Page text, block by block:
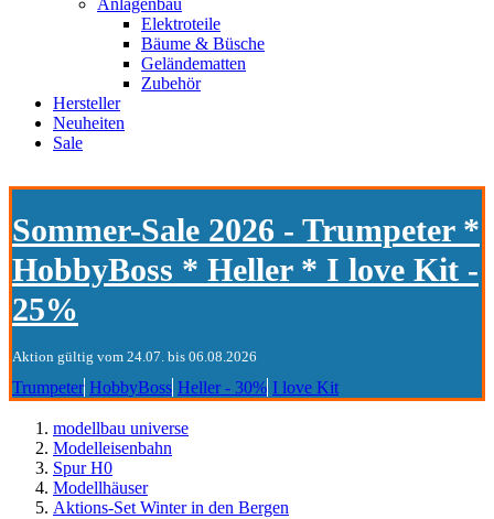
Anlagenbau
Elektroteile
Bäume & Büsche
Geländematten
Zubehör
Hersteller
Neuheiten
Sale
Sommer-Sale 2026 - Trumpeter *
HobbyBoss * Heller * I love Kit -
25%
Aktion gültig vom 24.07. bis 06.08.2026
Trumpeter HobbyBoss Heller - 30% I love Kit
modellbau universe
Modelleisenbahn
Spur H0
Modellhäuser
Aktions-Set Winter in den Bergen